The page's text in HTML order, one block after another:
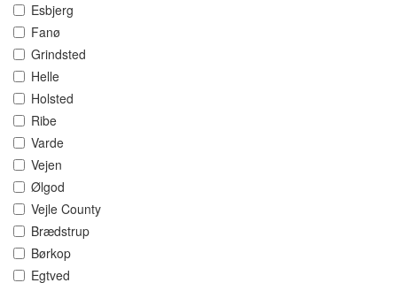
Esbjerg
Fanø
Grindsted
Helle
Holsted
Ribe
Varde
Vejen
Ølgod
Vejle County
Brædstrup
Børkop
Egtved